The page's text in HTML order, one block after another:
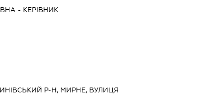
- КЕРІВНИК
Р-Н, МИРНЕ, ВУЛИЦЯ